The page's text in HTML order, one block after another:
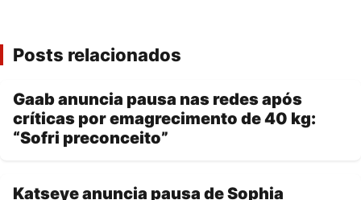
Posts relacionados
Gaab anuncia pausa nas redes após
críticas por emagrecimento de 40 kg:
“Sofri preconceito”
Katseye anuncia pausa de Sophia